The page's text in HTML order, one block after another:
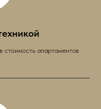
стоимость апартаментов